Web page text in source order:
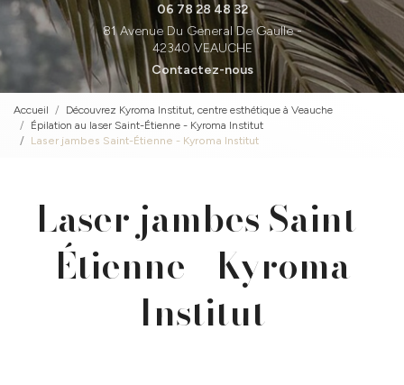
06 78 28 48 32
81 Avenue Du General De Gaulle -
42340 VEAUCHE
Contactez-nous
Accueil
Découvrez Kyroma Institut, centre esthétique à Veauche
Épilation au laser Saint-Étienne - Kyroma Institut
Laser jambes Saint-Étienne - Kyroma Institut
Laser jambes Saint-
Étienne - Kyroma
Institut